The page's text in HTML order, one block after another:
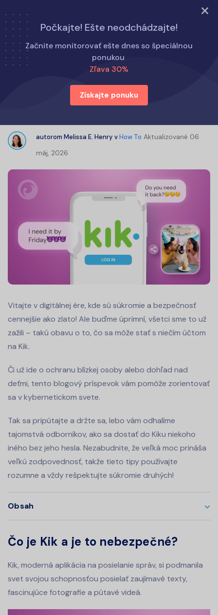
Vyskúšajte teraz
Počkajte! Ešte neodchádzajte!
Začnite monitorovať ešte dnes so špeciálnou
ponukou
Zľava 30%
Získajte ponuku
Domov
Ako na to
Môžem vidieť, či používateľ Kik chatuje s niekým iným?
Môžem vidieť, či používateľ Kik
chatuje s niekým iným?
autorom Melissa E. Henry vHow To Aktualizované 06
máj, 2026
Vitajte v digitálnej ére, kde sú súkromie a bezpečnosť
cennejšie ako zlato! Ale buďme úprimní, všetci sme to už
zažili – takú obavu o to, čo sa môže stať s niečím účtom
na Kik.
Či už ide o ochranu blízkej osoby alebo dohľad nad
deťmi, tento blogový príspevok vám pomôže zorientovať
sa v kybernetickom svete.
Tak sa pripútajte a držte sa, lebo vám odhalíme
tajomstvá odborníkov, ako sa dostať do Kiku niekoho
iného bez jeho hesla. Nezabudnite, že veľká moc prináša
veľkú zodpovednosť, takže tieto tipy používajte
rozumne a vždy rešpektujte súkromie druhých!
Obsah
Čo je Kik a je to nebezpečné?
Kik, moderná aplikácia na posielanie správ, si podmanila
svet svojou schopnosťou posielať zaujímavé texty,
fascinujúce fotografie a pútavé videá.